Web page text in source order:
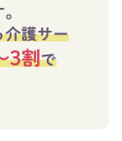
介護サー
3割で